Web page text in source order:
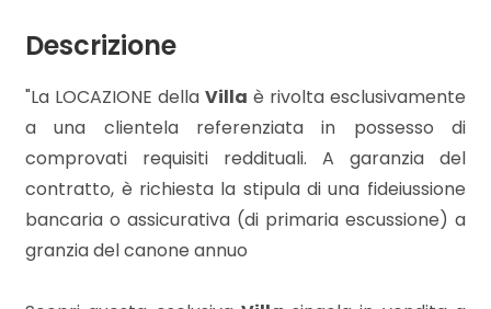
Descrizione
"La LOCAZIONE della Villa è rivolta esclusivamente
a una clientela referenziata in possesso di
comprovati requisiti reddituali. A garanzia del
contratto, è richiesta la stipula di una fideiussione
bancaria o assicurativa (di primaria escussione) a
granzia del canone annuo
Totale